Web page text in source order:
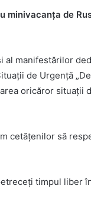
minivacanța de
manifestărilor
de Urgență
oricăror situații
cetățenilor să
timpul liber